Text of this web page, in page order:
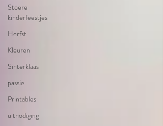
Stoere
kinderfeestjes
Herfst
Kleuren
Sinterklaas
passie
Printables
uitnodiging